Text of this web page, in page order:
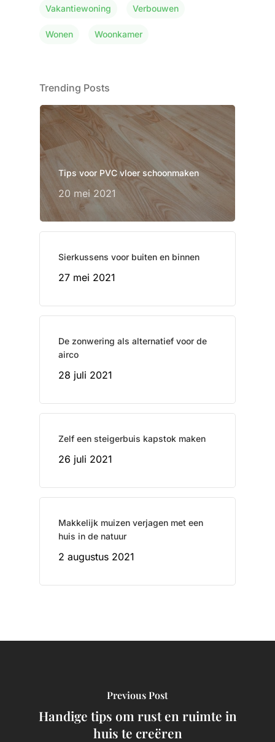
Vakantiewoning Verbouwen
Wonen Woonkamer
Trending Posts
Tips voor PVC vloer schoonmaken
20 mei 2021
Sierkussens voor buiten en binnen
27 mei 2021
De zonwering als alternatief voor de
airco
28 juli 2021
Zelf een steigerbuis kapstok maken
26 juli 2021
Makkelijk muizen verjagen met een
huis in de natuur
2 augustus 2021
Previous Post
Handige tips om rust en ruimte in
huis te creëren